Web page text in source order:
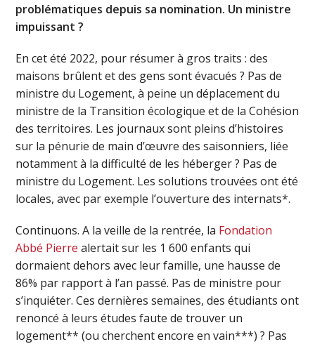
problématiques depuis sa nomination. Un ministre
impuissant ?
En cet été 2022, pour résumer à gros traits : des
maisons brûlent et des gens sont évacués ? Pas de
ministre du Logement, à peine un déplacement du
ministre de la Transition écologique et de la Cohésion
des territoires. Les journaux sont pleins d’histoires
sur la pénurie de main d’œuvre des saisonniers, liée
notamment à la difficulté de les héberger ? Pas de
ministre du Logement. Les solutions trouvées ont été
locales, avec par exemple l’ouverture des internats*.
Continuons. A la veille de la rentrée, la Fondation
Abbé Pierre alertait sur les 1 600 enfants qui
dormaient dehors avec leur famille, une hausse de
86% par rapport à l’an passé. Pas de ministre pour
s’inquiéter. Ces dernières semaines, des étudiants ont
renoncé à leurs études faute de trouver un
logement** (ou cherchent encore en vain***) ? Pas